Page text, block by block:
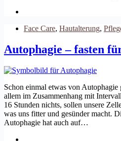
Face Care, Hautalterung,
Autophagie – fasten
Schon einmal etwas von
allem im Zusammenhang mit
16 Stunden nichts, sollen unsere
was uns fitter und gesünder macht.
Autophagie hat auch auf…